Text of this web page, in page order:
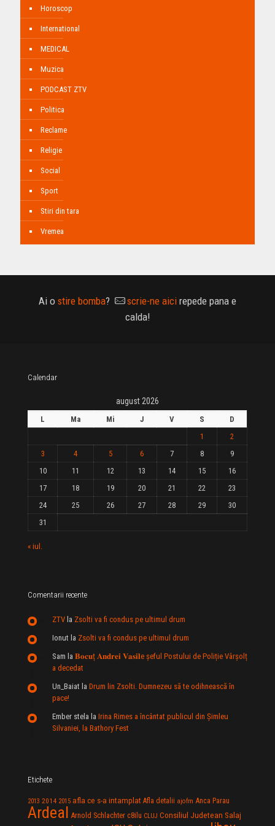
Horoscop
International
MEDICAL
Muzica
PODCAST ZTV
Politica
Reclame
Religie
Social
Sport
Stiri din tara
Vremea
Ai o stire bomba? scrie-ne aici repede pana e
calda!
Calendar
august 2026
L Ma Mi J V S
D
1
2
3
4 5 6 7 8
9
10
11 12 13 14 15
16
17
18 19 20 21 22
23
24
25 26 27 28 29
30
31
« iul.
Comentarii recente
ZTV la Zsolti va fi condus pe ultimul drum
Ionut la Zsolti va fi condus pe ultimul drum
Sam la 𝐁𝐨𝐜𝐮ț 𝐀𝐧𝐝𝐫𝐞𝐢 𝐕𝐚𝐬𝐢𝐥e şeful Postului de Poliție Vârșolț
a decedat
Un_Baiat la Drum lin Zsolti. Dumnezeu sã te odihneascã în
pace!
Ember stela la Irina Rimes a încântat publicul din Şimleu
Silvaniei, la Bathory Fest
Etichete
2013 2014 2015 afla ce s-a intamplat Afla detalii ajofm Anca Parau
Ardeal Arnold Schlachter c8ilu CLUJ Consiliul Judetean Salaj